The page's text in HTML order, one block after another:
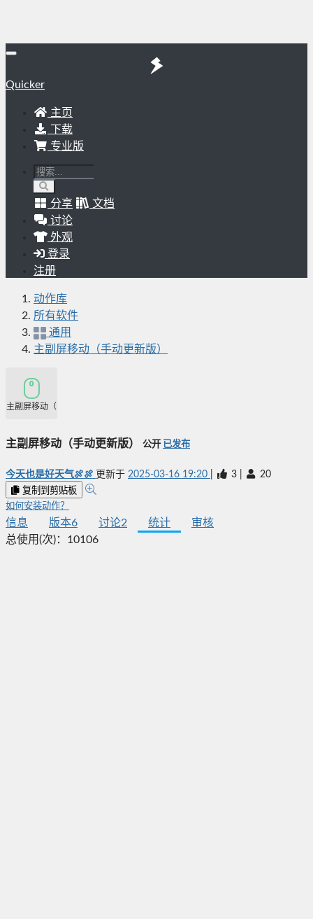
Quicker
主页
下载
专业版
分享
文档
讨论
外观
登录
注册
动作库
所有软件
通用
主副屏移动（手动更新版）
主副屏移动（手动更新版）
主副屏移动（手动更新版） 公开 已发布
今天也是好天气🍖🍖 更新于 2025-03-16 19:20 3 20
复制到剪贴板
如何安装动作？
信息 版本6 讨论2 统计
审核
总使用(次)： 10106